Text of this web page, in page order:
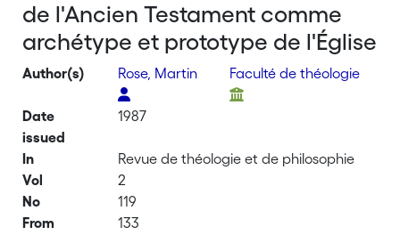
de l'Ancien Testament comme
archétype et prototype de l'Église
Author(s) Rose, Martin Faculté de théologie
Date
issued
1987
In
Revue de théologie et de philosophie
Vol
2
No
119
From
133